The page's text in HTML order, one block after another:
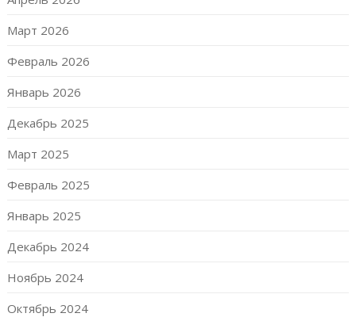
Март 2026
Февраль 2026
Январь 2026
Декабрь 2025
Март 2025
Февраль 2025
Январь 2025
Декабрь 2024
Ноябрь 2024
Октябрь 2024